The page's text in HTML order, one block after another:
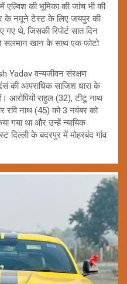
की भूमिका की जांच भी की
के नमूने टेस्ट के लिए जयपुर की
गए थे, जिसकी रिपोर्ट सात दिन
सलमान खान के साथ एक फोटो
Yadav वन्यजीवन संरक्षण
की आपराधिक साजिश धारा के
आरोपियों राहुल (32), टीटू नाथ
नाथ (45) को 3 नवंबर को
गया था और उन्हें न्यायिक
दिल्ली के बदरपुर में मोहरबंद गांव